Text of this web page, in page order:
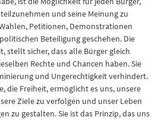
und seine Meinung zu
Petitionen, Demonstrationen
Beteiligung geschehen. Die
stellt sicher, dass alle Bürger gleich
Rechte und Chancen haben. Sie
und Ungerechtigkeit verhindert.
die Freiheit, ermöglicht es uns, unsere
Ziele zu verfolgen und unser Leben
zu gestalten. Sie ist das Prinzip, das uns